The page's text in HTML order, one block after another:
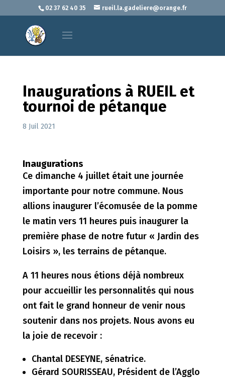
02 37 62 40 35 rueil.la.gadeliere@orange.fr
Inaugurations à RUEIL et
tournoi de pétanque
8 Juil 2021
Inaugurations
Ce dimanche 4 juillet était une journée
importante pour notre commune. Nous
allions inaugurer l’écomusée de la pomme
le matin vers 11 heures puis inaugurer la
première phase de notre futur « Jardin des
Loisirs », les terrains de pétanque.
A 11 heures nous étions déjà nombreux
pour accueillir les personnalités qui nous
ont fait le grand honneur de venir nous
soutenir dans nos projets. Nous avons eu
la joie de recevoir :
Chantal DESEYNE, sénatrice.
Gérard SOURISSEAU, Président de l’Agglo